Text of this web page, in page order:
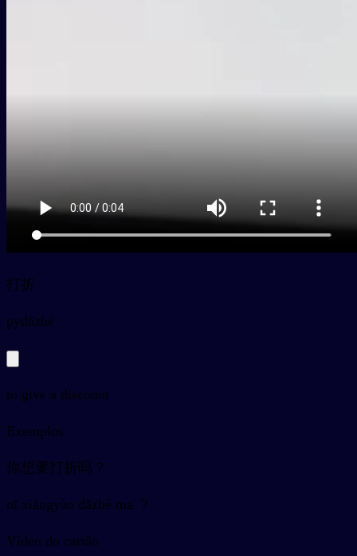
打折
pydǎzhé
to give a discount
Exemplos
你想要打折吗？
nǐ xiǎngyào dǎzhé ma ？
Vídeo do cartão